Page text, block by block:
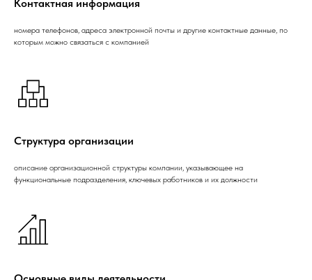
Контактная информация
номера телефонов, адреса электронной почты и другие контактные данные, по
которым можно связаться с компанией
Структура организации
описание организационной структуры компании, указывающее на
функциональные подразделения, ключевых работников и их должности